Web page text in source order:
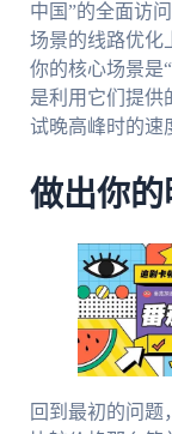
中国”的全面访
场景的线路优化
你的核心场景是
是利用它们提供
试晚高峰时的速
做出你
回到最初的问